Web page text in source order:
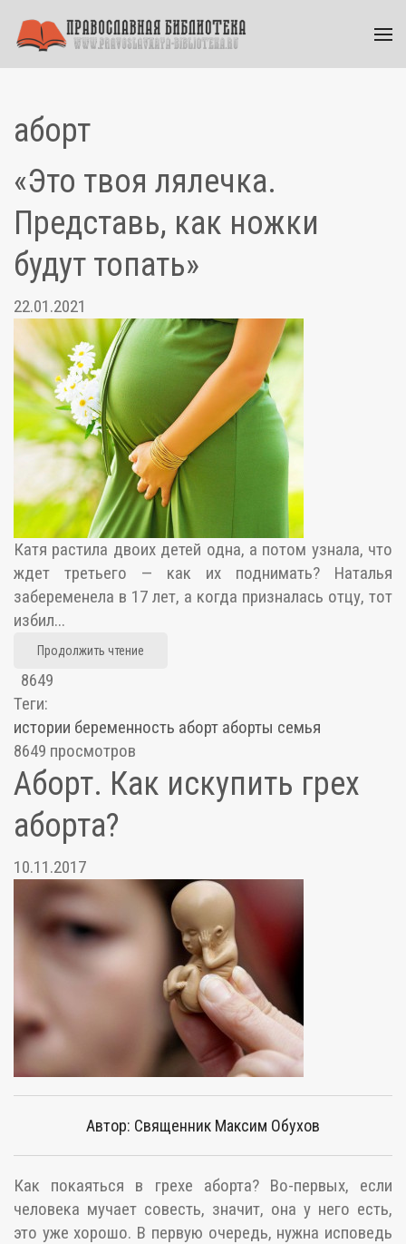
аборт
«Это твоя лялечка.
Представь, как ножки
будут топать»
22.01.2021
Катя растила двоих детей одна, а потом узнала, что
ждет третьего — как их поднимать? Наталья
забеременела в 17 лет, а когда призналась отцу, тот
избил...
Продолжить чтение
8649
Теги:
истории беременность аборт аборты семья
8649 просмотров
Аборт. Как искупить грех
аборта?
10.11.2017
Автор: Священник Максим Обухов
Как покаяться в грехе аборта? Во-первых, если
человека мучает совесть, значит, она у него есть,
это уже хорошо. В первую очередь, нужна исповедь